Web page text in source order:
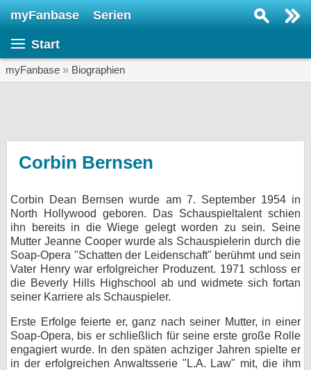
myFanbase Serien
Start
myFanbase » Biographien
Corbin Bernsen
Corbin Dean Bernsen wurde am 7. September 1954 in
North Hollywood geboren. Das Schauspieltalent schien
ihn bereits in die Wiege gelegt worden zu sein. Seine
Mutter Jeanne Cooper wurde als Schauspielerin durch die
Soap-Opera "Schatten der Leidenschaft" berühmt und sein
Vater Henry war erfolgreicher Produzent. 1971 schloss er
die Beverly Hills Highschool ab und widmete sich fortan
seiner Karriere als Schauspieler.
Erste Erfolge feierte er, ganz nach seiner Mutter, in einer
Soap-Opera, bis er schließlich für seine erste große Rolle
engagiert wurde. In den späten achziger Jahren spielte er
in der erfolgreichen Anwaltsserie "L.A. Law" mit, die ihm
KULTUR
Specials
SERVICE
Gewinnspiele
Forum
bei X
bei Facebook